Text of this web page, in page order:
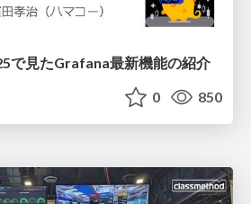
で見たGrafana最新機能の紹介
0 850